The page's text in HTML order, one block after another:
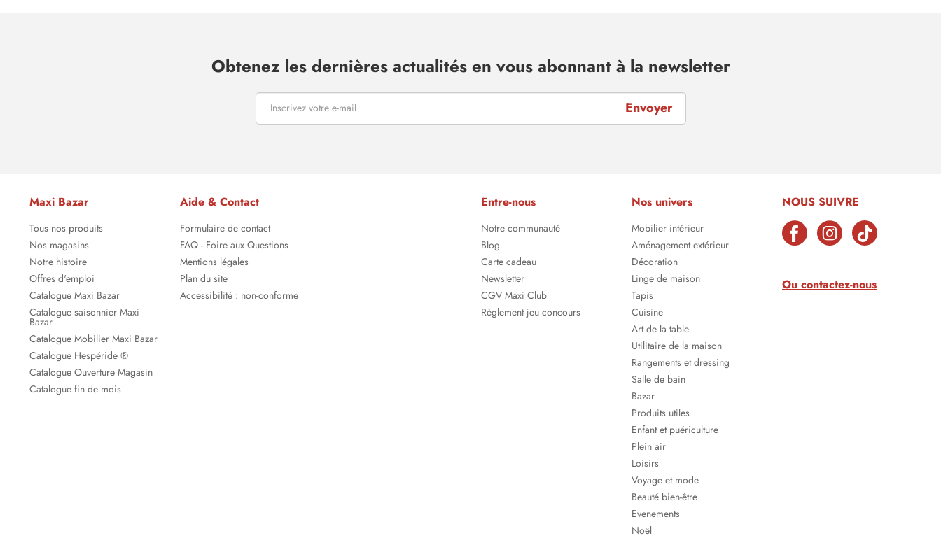
Obtenez les dernières actualités en vous abonnant à la newsletter
Envoyer
Maxi Bazar
Tous nos produits
Nos magasins
Notre histoire
Offres d'emploi
Catalogue Maxi Bazar
Catalogue saisonnier Maxi
Bazar
Catalogue Mobilier Maxi Bazar
Catalogue Hespéride ®
Catalogue Ouverture Magasin
Catalogue fin de mois
Aide & Contact
Formulaire de contact
FAQ - Foire aux Questions
Mentions légales
Plan du site
Accessibilité : non-conforme
Entre-nous
Notre communauté
Blog
Carte cadeau
Newsletter
CGV Maxi Club
Règlement jeu concours
Nos univers
Mobilier intérieur
Aménagement extérieur
Décoration
Linge de maison
Tapis
Cuisine
Art de la table
Utilitaire de la maison
Rangements et dressing
Salle de bain
Bazar
Produits utiles
Enfant et puériculture
Plein air
Loisirs
Voyage et mode
Beauté bien-être
Evenements
Noël
NOUS SUIVRE
Ou contactez-nous